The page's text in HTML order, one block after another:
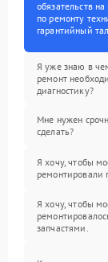
обязательств
по ремонту
гарантийный
Я уже знаю в
ремонт
диагностику?
Мне нужен
сделать?
Я хочу, чтобы
ремонтировали
Я хочу, чтобы
запчастями.